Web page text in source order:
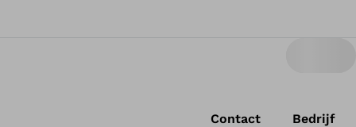
Contact Bedrijf